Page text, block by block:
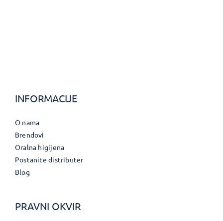
INFORMACIJE
O nama
Brendovi
Oralna higijena
Postanite distributer
Blog
PRAVNI OKVIR